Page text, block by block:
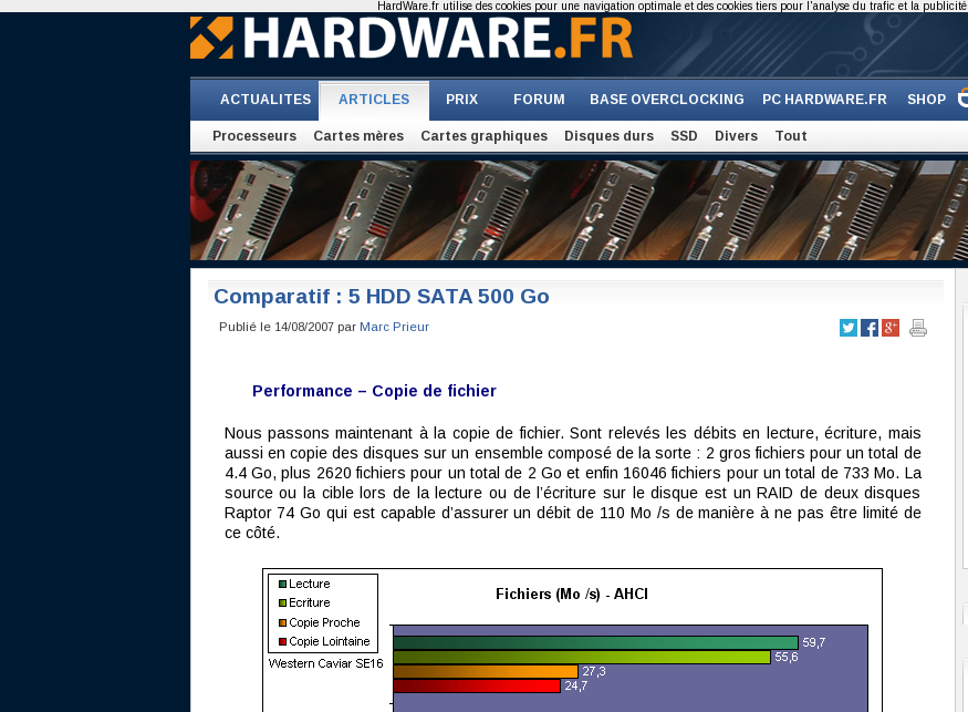
ACTUALITES ARTICLES PRIX FORUM BASE OVERCLOCKING PC HARDWARE.FR SHOP
Processeurs Cartes mères Cartes graphiques Disques durs SSD Divers Tout
Comparatif : 5 HDD SATA 500 Go
Publié le 14/08/2007 par Marc Prieur
Performance – Copie de fichier
Nous passons maintenant à la copie de fichier. Sont relevés les débits en lecture, écriture, mais
aussi en copie des disques sur un ensemble composé de la sorte : 2 gros fichiers pour un total de
4.4 Go, plus 2620 fichiers pour un total de 2 Go et enfin 16046 fichiers pour un total de 733 Mo. La
source ou la cible lors de la lecture ou de l’écriture sur le disque est un RAID de deux disques
Raptor 74 Go qui est capable d’assurer un débit de 110 Mo /s de manière à ne pas être limité de
ce côté.
HardWare.fr utilise des cookies pour une navigation optimale et des cookies tiers pour l'analyse du trafic et la publicité